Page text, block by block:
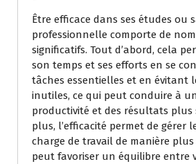
Être efficace dans ses études ou
professionnelle comporte de
significatifs. Tout d’abord, cela
son temps et ses efforts en se
tâches essentielles et en évitant
inutiles, ce qui peut conduire à
productivité et des résultats plus
plus, l’efficacité permet de gérer
charge de travail de manière plus
peut favoriser un équilibre entre